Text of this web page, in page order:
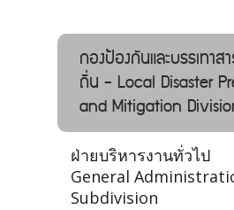
กองป้องกันและบรรเทา
ถิ่น - Local Disaster
and Mitigation
ฝ่ายบริหารงานทั่วไป
General
Subdivision